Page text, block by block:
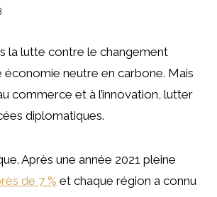
la lutte contre le changement
économie neutre en carbone. Mais
commerce et à l’innovation, lutter
diplomatiques.
Après une année 2021 pleine
de 7 % et chaque région a connu